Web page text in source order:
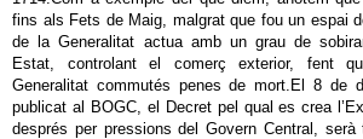
fins als Fets de Maig, malgrat que fou un espai
de la Generalitat actua amb un grau de
Estat, controlant el comerç exterior, fent
Generalitat commutés penes de mort.El 8 de
publicat al BOGC, el Decret pel qual es crea
després per pressions del Govern Central, serà